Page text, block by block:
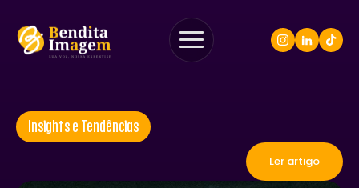
Insights e Tendências
Ler artigo